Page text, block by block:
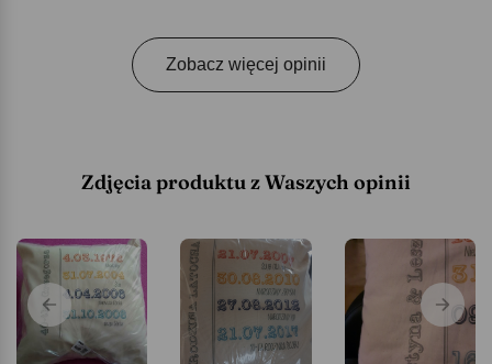
Zobacz więcej opinii
Zdjęcia produktu z Waszych opinii